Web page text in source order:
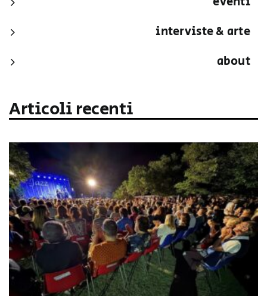
interviste & arte
about
Articoli recenti